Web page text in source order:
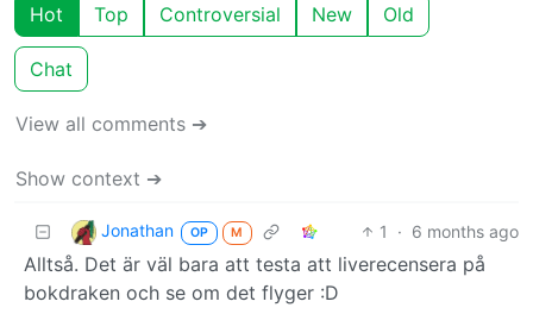
Hot Top Controversial New Old
Chat
View all comments ➔
Show context ➔
Jonathan OP M 1 · 6 months ago
Alltså. Det är väl bara att testa att liverecensera på
bokdraken och se om det flyger :D